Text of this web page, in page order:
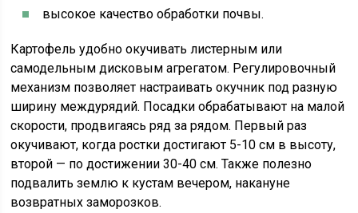
высокое качество обработки почвы.
Картофель удобно окучивать листерным или
самодельным дисковым агрегатом. Регулировочный
механизм позволяет настраивать окучник под разную
ширину междурядий. Посадки обрабатывают на малой
скорости, продвигаясь ряд за рядом. Первый раз
окучивают, когда ростки достигают 5-10 см в высоту,
второй — по достижении 30-40 см. Также полезно
подвалить землю к кустам вечером, накануне
возвратных заморозков.